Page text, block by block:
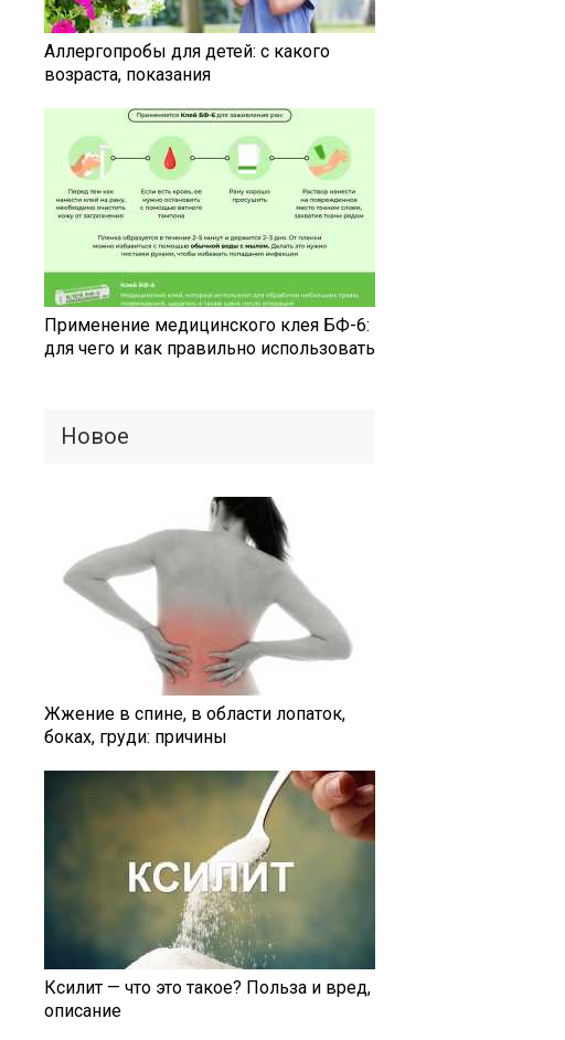
Аллергопробы для детей: с какого
возраста, показания
Применение медицинского клея БФ-6:
для чего и как правильно использовать
Новое
Жжение в спине, в области лопаток,
боках, груди: причины
Ксилит — что это такое? Польза и вред,
описание